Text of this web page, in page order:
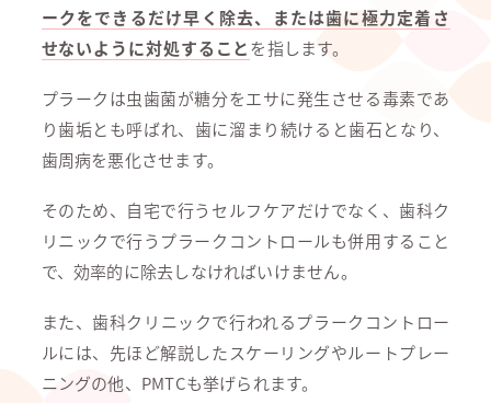
ークをできるだけ早く除去、または歯に極力定着さ
せないように対処することを指します。
プラークは虫歯菌が糖分をエサに発生させる毒素であ
り歯垢とも呼ばれ、歯に溜まり続けると歯石となり、
歯周病を悪化させます。
そのため、自宅で行うセルフケアだけでなく、歯科ク
リニックで行うプラークコントロールも併用すること
で、効率的に除去しなければいけません。
また、歯科クリニックで行われるプラークコントロー
ルには、先ほど解説したスケーリングやルートプレー
ニングの他、PMTCも挙げられます。